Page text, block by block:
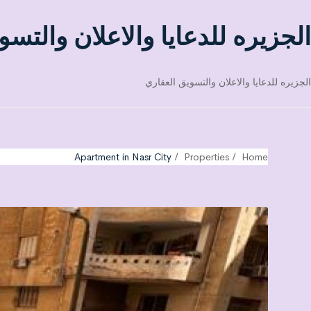
الجزيره للدعايا والاعلان
الجزيره للدعايا والاعلان والتسويق العقاري
Home
Properties
Apartment in Nasr City